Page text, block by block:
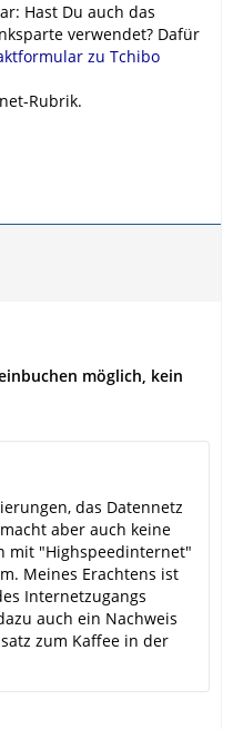
Hast Du auch das
verwendet? Dafür
zu Tchibo
Rubrik.
möglich, kein
das Datennetz
aber auch keine
mit "Highspeedinternet"
Meines Erachtens ist
Internetzugangs
auch ein Nachweis
zum Kaffee in der